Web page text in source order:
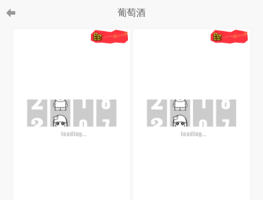
葡萄酒